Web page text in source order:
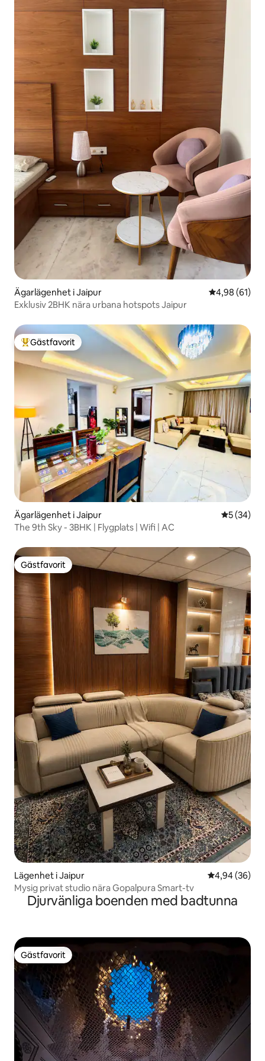
Ägarlägenhet i Jaipur 4,98 av 5 i
4,98 (61)
Exklusiv 2BHK nära urbana hotspots Jaipur
Populär gästfavorit
Gästfavorit
Ägarlägenhet i Jaipur 5 av 5 i
5 (34)
The 9th Sky - 3BHK | Flygplats | Wifi | AC
Gästfavorit
Gästfavorit
Lägenhet i Jaipur 4,94 av 5 i
4,94 (36)
Mysig privat studio nära Gopalpura Smart-tv
Djurvänliga boenden med badtunna
Gästfavorit
Gästfavorit